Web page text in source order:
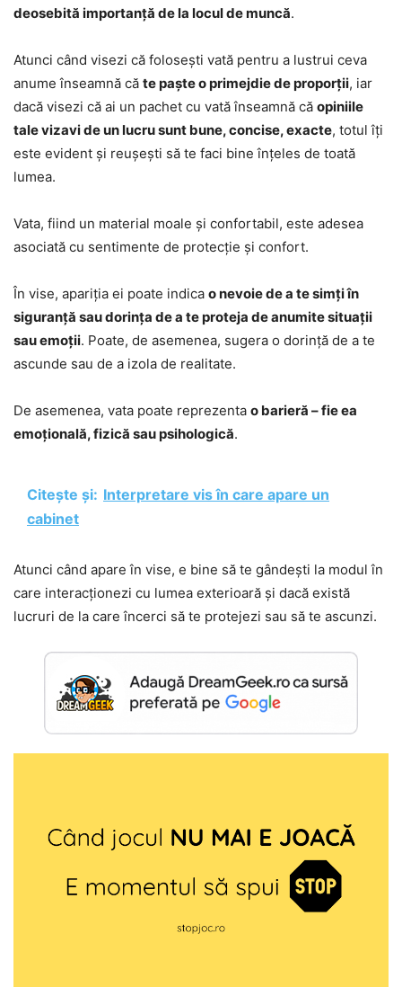
deosebită importanță de la locul de muncă.
Atunci când visezi că folosești vată pentru a lustrui ceva
anume înseamnă că te paște o primejdie de proporții, iar
dacă visezi că ai un pachet cu vată înseamnă că opiniile
tale vizavi de un lucru sunt bune, concise, exacte, totul îți
este evident și reușești să te faci bine înțeles de toată
lumea.
Vata, fiind un material moale și confortabil, este adesea
asociată cu sentimente de protecție și confort.
În vise, apariția ei poate indica o nevoie de a te simți în
siguranță sau dorința de a te proteja de anumite situații
sau emoții. Poate, de asemenea, sugera o dorință de a te
ascunde sau de a izola de realitate.
De asemenea, vata poate reprezenta o barieră – fie ea
emoțională, fizică sau psihologică.
Citește și: Interpretare vis în care apare un
cabinet
Atunci când apare în vise, e bine să te gândești la modul în
care interacționezi cu lumea exterioară și dacă există
lucruri de la care încerci să te protejezi sau să te ascunzi.